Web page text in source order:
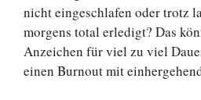
nicht eingeschlafen oder trotz
morgens total erledigt? Das
Anzeichen für viel zu viel
einen Burnout mit